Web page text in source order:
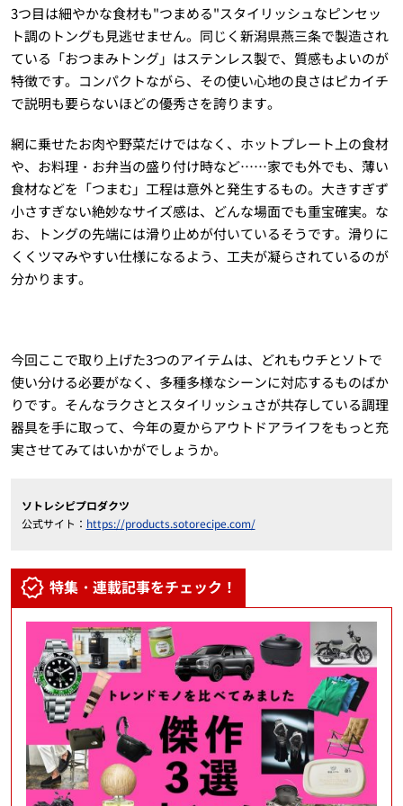
3つ目は細やかな食材も"つまめる"スタイリッシュなピンセッ
ト調のトングも見逃せません。同じく新潟県燕三条で製造され
ている「おつまみトング」はステンレス製で、質感もよいのが
特徴です。コンパクトながら、その使い心地の良さはピカイチ
で説明も要らないほどの優秀さを誇ります。
網に乗せたお肉や野菜だけではなく、ホットプレート上の食材
や、お料理・お弁当の盛り付け時など……家でも外でも、薄い
食材などを「つまむ」工程は意外と発生するもの。大きすぎず
小さすぎない絶妙なサイズ感は、どんな場面でも重宝確実。な
お、トングの先端には滑り止めが付いているそうです。滑りに
くくツマみやすい仕様になるよう、工夫が凝らされているのが
分かります。
今回ここで取り上げた3つのアイテムは、どれもウチとソトで
使い分ける必要がなく、多種多様なシーンに対応するものばか
りです。そんなラクさとスタイリッシュさが共存している調理
器具を手に取って、今年の夏からアウトドアライフをもっと充
実させてみてはいかがでしょうか。
ソトレシピプロダクツ
公式サイト： https://products.sotorecipe.com/
特集・連載記事をチェック！